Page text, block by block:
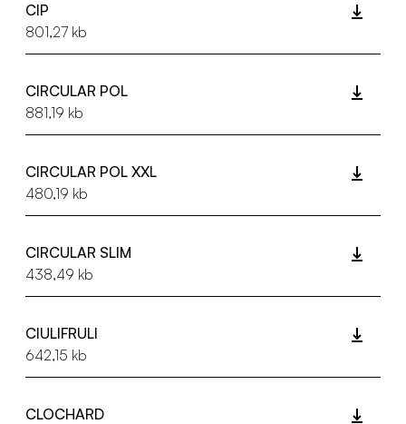
CIP
801,27 kb
CIRCULAR POL
881,19 kb
CIRCULAR POL XXL
480,19 kb
CIRCULAR SLIM
438,49 kb
CIULIFRULI
642,15 kb
CLOCHARD